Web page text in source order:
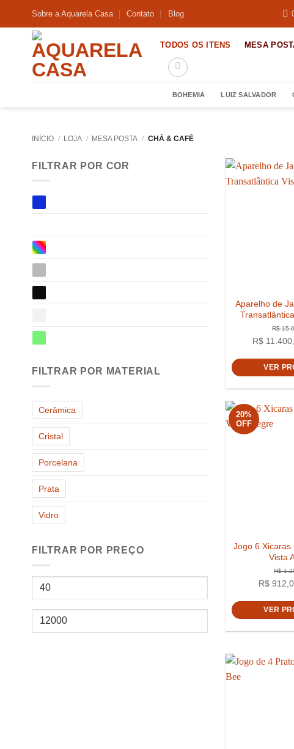
Sobre a Aquarela Casa Contato Blog
TODOS OS ITENS MESA
BOHEMIA LUIZ SALVADOR
INÍCIO / LOJA / MESA POSTA / CHÁ & CAFÉ
FILTRAR POR COR
FILTRAR POR MATERIAL
Cerâmica
Cristal
Porcelana
Prata
Vidro
FILTRAR POR PREÇO
Preço
Preço
Aparelho de
R$
VER
20%
OFF
Jogo 6 Xicaras
Vista
R$
VER